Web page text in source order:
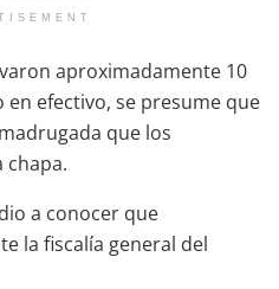
aproximadamente 10
efectivo, se presume que
que los
a conocer que
la fiscalía general del